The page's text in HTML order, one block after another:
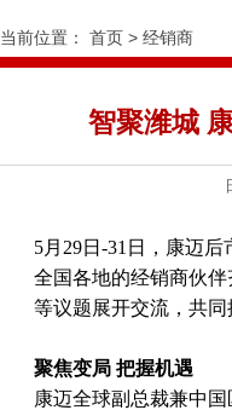
当前位置： 首页 > 经销商
智聚潍城
5月29日-31日，康迈
全国各地的经销商伙
等议题展开交流，共同
聚焦变局 把握机遇
康迈全球副总裁兼中